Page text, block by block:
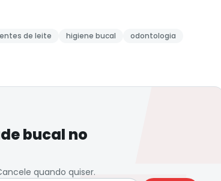
de leite higiene bucal
odontologia
bucal no
quando quiser.